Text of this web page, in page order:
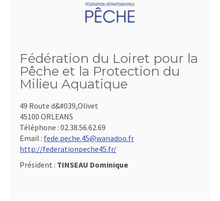
Fédération du Loiret pour la
Pêche et la Protection du
Milieu Aquatique
49 Route d&#039,Olivet
45100 ORLEANS
Téléphone : 02.38.56.62.69
Email : fede.peche.45@wanadoo.fr
http://federationpeche45.fr/
Président : TINSEAU Dominique